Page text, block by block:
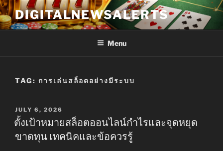
Skip
to
content
DIGITALNEWSALERTS
Menu
TAG: การเล่นสล็อตอย่างมีระบบ
POSTED
ON
JULY 6, 2026
ตั้งเป้าหมายสล็อตออนไลน์กำไรและจุดหยุด
ขาดทุน เทคนิคและข้อควรรู้